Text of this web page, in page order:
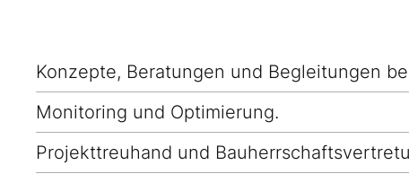
Konzepte, Beratungen und Begleitungen
Monitoring und Optimierung.
Projekttreuhand und